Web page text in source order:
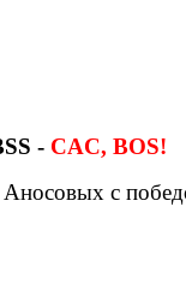
- CAC, BOS!
Аносовых с